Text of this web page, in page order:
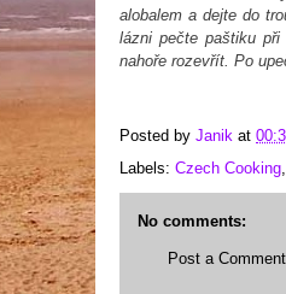
alobalem a dejte do
lázni pečte paštiku
nahoře rozevřít. Po
Posted by Janik at
Labels: Czech Cooking,
No comments:
Post a Comment